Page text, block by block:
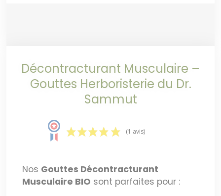
Décontracturant Musculaire –
Gouttes Herboristerie du Dr.
Sammut
(1 avis)
Nos Gouttes Décontracturant
Musculaire BIO sont parfaites pour :